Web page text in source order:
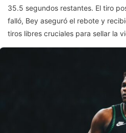
35.5 segundos restantes. El tiro
falló, Bey aseguró el rebote y
tiros libres cruciales para sellar la